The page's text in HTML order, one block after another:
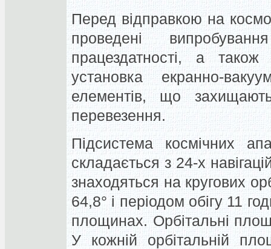
Перед відправкою на
проведені
працездатності, а також
установка екранно-
елементів, що
перевезення.
Підсистема космічних
складається з 24-х
знаходяться на кругових
64,8° і періодом обігу 11
площинах. Орбітальні
У кожній орбітальній